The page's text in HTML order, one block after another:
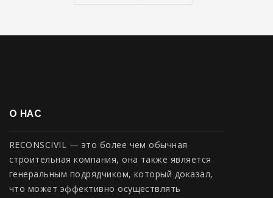
О НАС
RECONSCIVIL — это более чем обычная
строительная компания, она также является
генеральным подрядчиком, который доказал,
что может эффективно осуществлять